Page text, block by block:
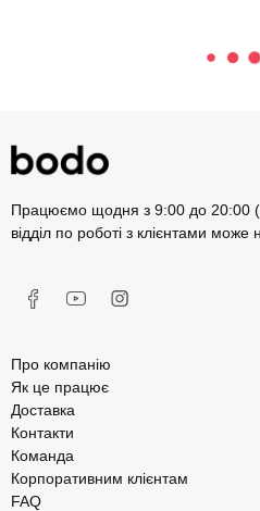
Працюємо щодня з 9:00 до 20:00
відділ по роботі з клієнтами
Про компанію
Як це працює
Доставка
Контакти
Команда
Корпоративним клієнтам
FAQ